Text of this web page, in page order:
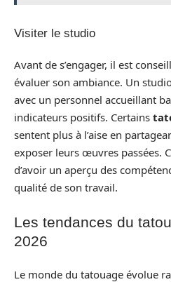
Visiter le studio
Avant de s’engager, il est
évaluer son ambiance. Un
avec un personnel accueillant
indicateurs positifs. Certains
sentent plus à l’aise en
exposer leurs œuvres passées.
d’avoir un aperçu des
qualité de son travail.
Les tendances du
2026
Le monde du tatouage évolue